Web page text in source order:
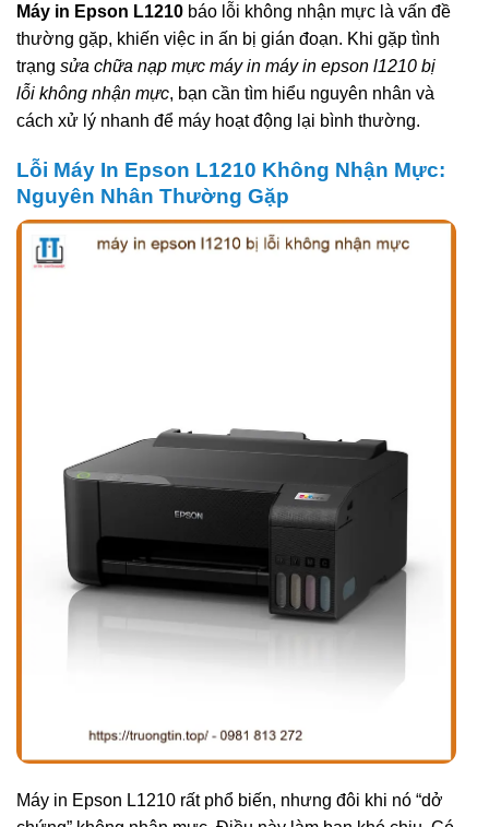
Máy in Epson L1210 báo lỗi không nhận mực là vấn đề
thường gặp, khiến việc in ấn bị gián đoạn. Khi gặp tình
trạng sửa chữa nạp mực máy in máy in epson l1210 bị
lỗi không nhận mực, bạn cần tìm hiểu nguyên nhân và
cách xử lý nhanh để máy hoạt động lại bình thường.
Lỗi Máy In Epson L1210 Không Nhận Mực:
Nguyên Nhân Thường Gặp
Máy in Epson L1210 rất phổ biến, nhưng đôi khi nó “dở